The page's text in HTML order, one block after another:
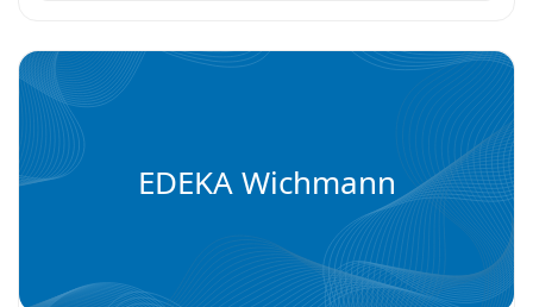
EDEKA Wichmann